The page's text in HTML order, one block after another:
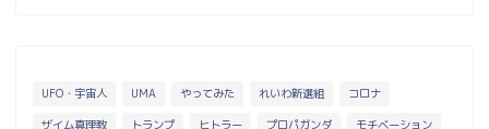
UFO・宇宙人 UMA やってみた れいわ新選組 コロナ
ザイム真理教 トランプ ヒトラー プロパガンダ モチベーション